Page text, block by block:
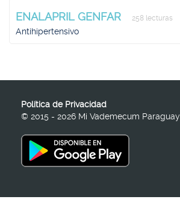
ENALAPRIL GENFAR 258 lecturas
Antihipertensivo
Política de Privacidad
© 2015 - 2026 Mi Vademecum Paraguay